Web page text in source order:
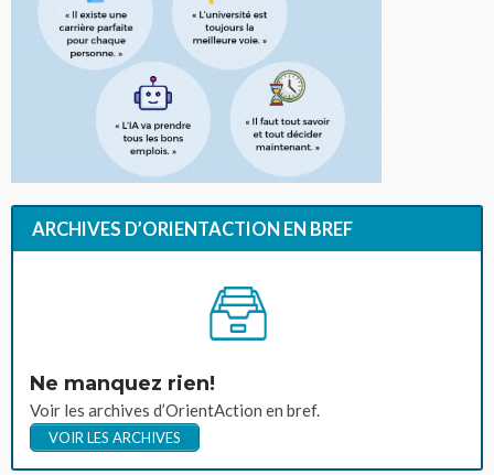
ARCHIVES D’ORIENTACTION EN BREF
Ne manquez rien!
Voir les archives d’OrientAction en bref.
VOIR LES ARCHIVES